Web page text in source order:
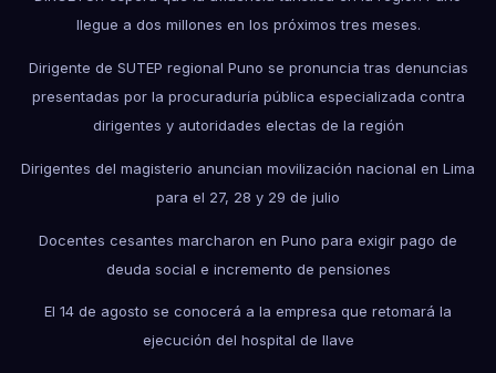
llegue a dos millones en los próximos tres meses.
Dirigente de SUTEP regional Puno se pronuncia tras denuncias
presentadas por la procuraduría pública especializada contra
dirigentes y autoridades electas de la región
Dirigentes del magisterio anuncian movilización nacional en Lima
para el 27, 28 y 29 de julio
Docentes cesantes marcharon en Puno para exigir pago de
deuda social e incremento de pensiones
El 14 de agosto se conocerá a la empresa que retomará la
ejecución del hospital de Ilave